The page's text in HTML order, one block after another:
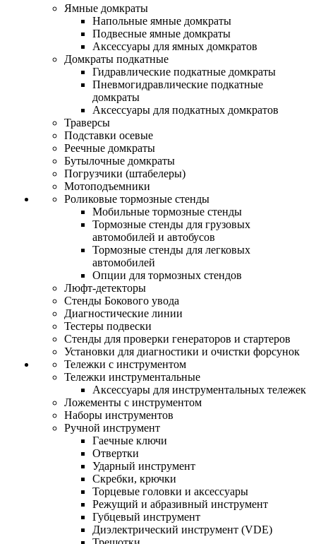
Ямные домкраты
Напольные ямные домкраты
Подвесные ямные домкраты
Аксессуары для ямных домкратов
Домкраты подкатные
Гидравлические подкатные домкраты
Пневмогидравлические подкатные
домкраты
Аксессуары для подкатных домкратов
Траверсы
Подставки осевые
Реечные домкраты
Бутылочные домкраты
Погрузчики (штабелеры)
Мотоподъемники
Роликовые тормозные стенды
Мобильные тормозные стенды
Тормозные стенды для грузовых
автомобилей и автобусов
Тормозные стенды для легковых
автомобилей
Опции для тормозных стендов
Люфт-детекторы
Стенды Бокового увода
Диагностические линии
Тестеры подвески
Стенды для проверки генераторов и стартеров
Установки для диагностики и очистки форсунок
Тележки с инструментом
Тележки инструментальные
Аксессуары для инструментальных тележек
Ложементы с инструментом
Наборы инструментов
Ручной инструмент
Гаечные ключи
Отвертки
Ударный инструмент
Скребки, крючки
Торцевые головки и аксессуары
Режущий и абразивный инструмент
Губцевый инструмент
Диэлектрический инструмент (VDE)